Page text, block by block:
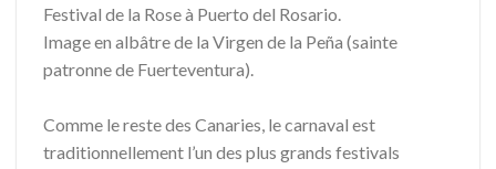
Festival de la Rose à Puerto del Rosario.
Image en albâtre de la Virgen de la Peña (sainte
patronne de Fuerteventura).
Comme le reste des Canaries, le carnaval est
traditionnellement l’un des plus grands festivals